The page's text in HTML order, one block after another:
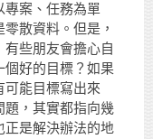
案、任務為單
散資料。但是，
些朋友會擔心自
個好的目標？如果
可能目標寫出來
題，其實都指向幾
正是解決辦法的地